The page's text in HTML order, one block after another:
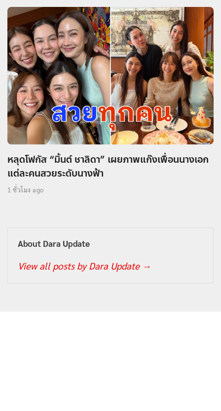
หลุดโฟกัส “มิ้นต์ ชาลิดา” เผยภาพแก๊งเพื่อนนางเอก
แต่ละคนสวยระดับนางฟ้า
1 ชั่วโมง ago
About Dara Update
View all posts by Dara Update →